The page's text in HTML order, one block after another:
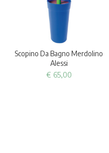
Scopino Da Bagno Merdolino
Alessi
€ 65,00